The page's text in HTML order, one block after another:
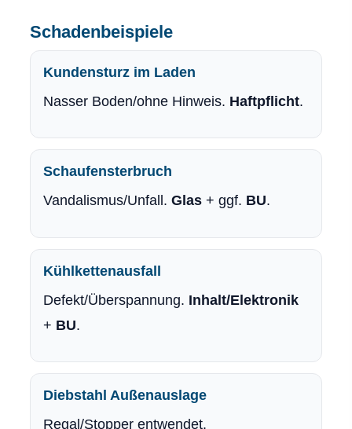
Schadenbeispiele
Kundensturz im Laden
Nasser Boden/ohne Hinweis. Haft­pflicht.
Schaufensterbruch
Vandalismus/Unfall. Glas+ ggf. BU.
Kühlkettenausfall
Defekt/Überspannung. Inhalt/Elektronik
+ BU.
Diebstahl Außenauslage
Regal/Stopper entwendet.